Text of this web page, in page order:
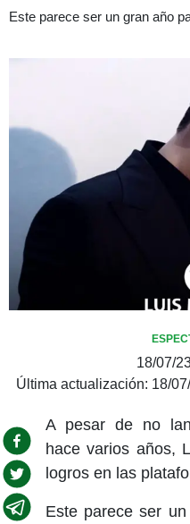
Este parece ser un gran año
18/07/
Última actualización: 18/
A pesar de no
hace varios años,
logros en las
Este parece ser